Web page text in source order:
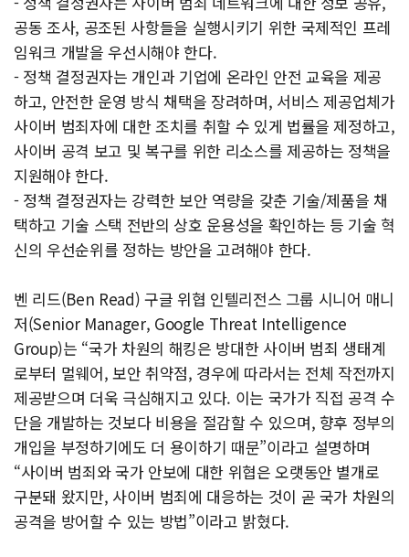
공동 조사, 공조된 사항들을 실행시키기 위한 국제적인 프레
임워크 개발을 우선시해야 한다.
- 정책 결정권자는 개인과 기업에 온라인 안전 교육을 제공
하고, 안전한 운영 방식 채택을 장려하며, 서비스 제공업체가
사이버 범죄자에 대한 조치를 취할 수 있게 법률을 제정하고,
사이버 공격 보고 및 복구를 위한 리소스를 제공하는 정책을
지원해야 한다.
- 정책 결정권자는 강력한 보안 역량을 갖춘 기술/제품을 채
택하고 기술 스택 전반의 상호 운용성을 확인하는 등 기술 혁
신의 우선순위를 정하는 방안을 고려해야 한다.
벤 리드(Ben Read) 구글 위협 인텔리전스 그룹 시니어 매니
저(Senior Manager, Google Threat Intelligence
Group)는 “국가 차원의 해킹은 방대한 사이버 범죄 생태계
로부터 멀웨어, 보안 취약점, 경우에 따라서는 전체 작전까지
제공받으며 더욱 극심해지고 있다. 이는 국가가 직접 공격 수
단을 개발하는 것보다 비용을 절감할 수 있으며, 향후 정부의
개입을 부정하기에도 더 용이하기 때문”이라고 설명하며
“사이버 범죄와 국가 안보에 대한 위협은 오랫동안 별개로
구분돼 왔지만, 사이버 범죄에 대응하는 것이 곧 국가 차원의
공격을 방어할 수 있는 방법”이라고 밝혔다.